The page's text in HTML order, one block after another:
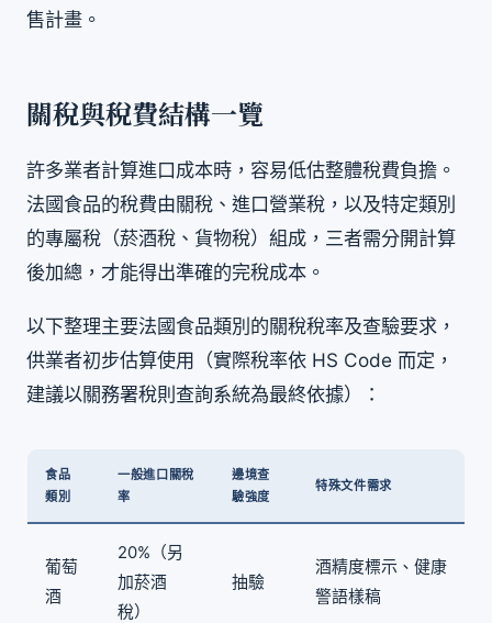
售計畫。
關稅與稅費結構一覽
許多業者計算進口成本時，容易低估整體稅費負擔。
法國食品的稅費由關稅、進口營業稅，以及特定類別
的專屬稅（菸酒稅、貨物稅）組成，三者需分開計算
後加總，才能得出準確的完稅成本。
以下整理主要法國食品類別的關稅稅率及查驗要求，
供業者初步估算使用（實際稅率依 HS Code 而定，
建議以關務署稅則查詢系統為最終依據）：
食品
類別
一般進口關稅
率
邊境查
驗強度
特殊文件需求
葡萄
酒
20%（另
加菸酒
稅）
抽驗
酒精度標示、健康
警語樣稿